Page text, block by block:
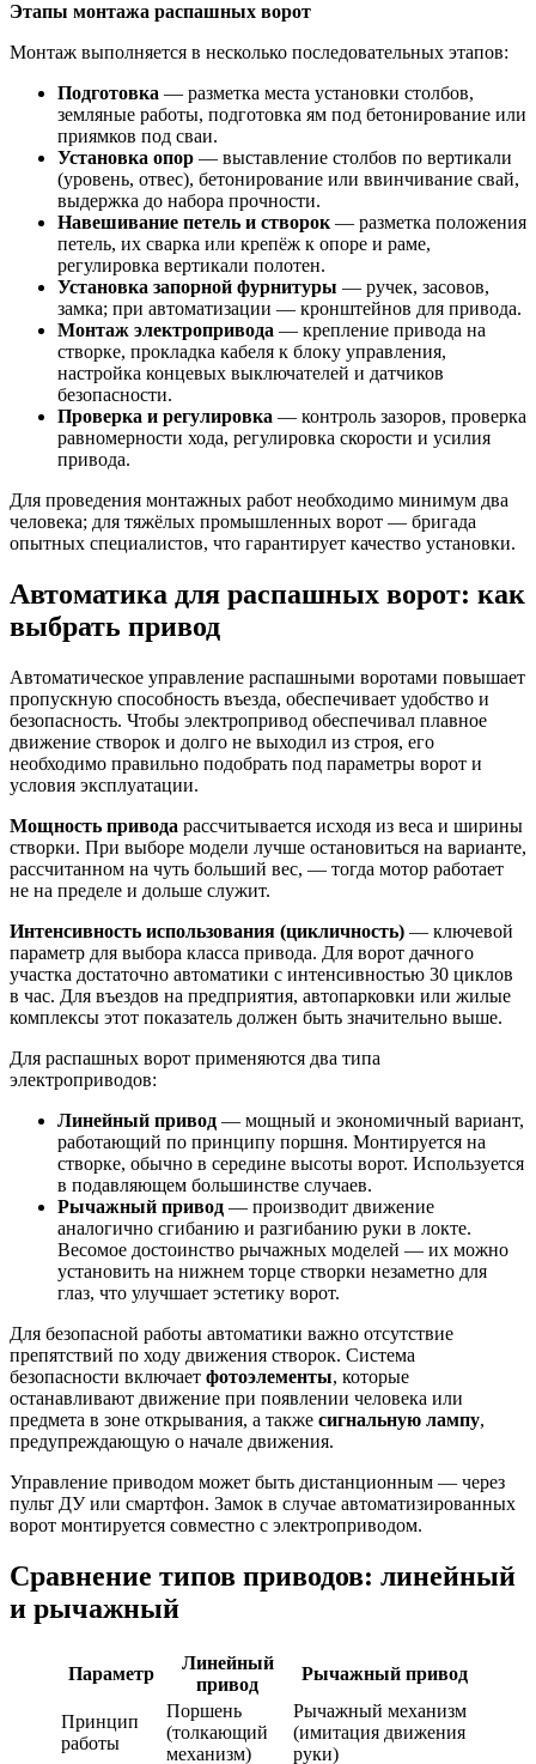
Этапы монтажа распашных ворот
Монтаж выполняется в несколько последовательных этапов:
Подготовка — разметка места установки столбов,
земляные работы, подготовка ям под бетонирование или
приямков под сваи.
Установка опор — выставление столбов по вертикали
(уровень, отвес), бетонирование или ввинчивание свай,
выдержка до набора прочности.
Навешивание петель и створок — разметка положения
петель, их сварка или крепёж к опоре и раме,
регулировка вертикали полотен.
Установка запорной фурнитуры — ручек, засовов,
замка; при автоматизации — кронштейнов для привода.
Монтаж электропривода — крепление привода на
створке, прокладка кабеля к блоку управления,
настройка концевых выключателей и датчиков
безопасности.
Проверка и регулировка — контроль зазоров, проверка
равномерности хода, регулировка скорости и усилия
привода.
Для проведения монтажных работ необходимо минимум два
человека; для тяжёлых промышленных ворот — бригада
опытных специалистов, что гарантирует качество установки.
Автоматика для распашных ворот: как
выбрать привод
Автоматическое управление распашными воротами повышает
пропускную способность въезда, обеспечивает удобство и
безопасность. Чтобы электропривод обеспечивал плавное
движение створок и долго не выходил из строя, его
необходимо правильно подобрать под параметры ворот и
условия эксплуатации.
Мощность привода рассчитывается исходя из веса и ширины
створки. При выборе модели лучше остановиться на варианте,
рассчитанном на чуть больший вес, — тогда мотор работает
не на пределе и дольше служит.
Интенсивность использования (цикличность) — ключевой
параметр для выбора класса привода. Для ворот дачного
участка достаточно автоматики с интенсивностью 30 циклов
в час. Для въездов на предприятия, автопарковки или жилые
комплексы этот показатель должен быть значительно выше.
Для распашных ворот применяются два типа
электроприводов:
Линейный привод — мощный и экономичный вариант,
работающий по принципу поршня. Монтируется на
створке, обычно в середине высоты ворот. Используется
в подавляющем большинстве случаев.
Рычажный привод — производит движение
аналогично сгибанию и разгибанию руки в локте.
Весомое достоинство рычажных моделей — их можно
установить на нижнем торце створки незаметно для
глаз, что улучшает эстетику ворот.
Для безопасной работы автоматики важно отсутствие
препятствий по ходу движения створок. Система
безопасности включает фотоэлементы, которые
останавливают движение при появлении человека или
предмета в зоне открывания, а также сигнальную лампу,
предупреждающую о начале движения.
Управление приводом может быть дистанционным — через
пульт ДУ или смартфон. Замок в случае автоматизированных
ворот монтируется совместно с электроприводом.
Сравнение типов приводов: линейный
и рычажный
Параметр
Линейный
привод
Рычажный привод
Принцип
работы
Поршень
(толкающий
механизм)
Рычажный механизм
(имитация движения
руки)